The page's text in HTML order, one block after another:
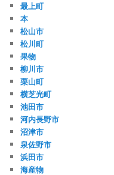
最上町
本
松山市
松川町
果物
柳川市
栗山町
横芝光町
池田市
河内長野市
沼津市
泉佐野市
浜田市
海産物